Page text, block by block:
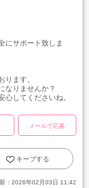
にサポート致しま
ます。
なりませんか？
してくださいね。
メールで応募
キープする
： 2026年02月03日 11:42